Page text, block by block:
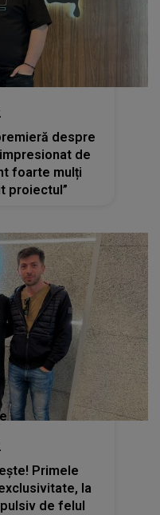
despre
de
foarte mulți
proiectul”
la
de felul